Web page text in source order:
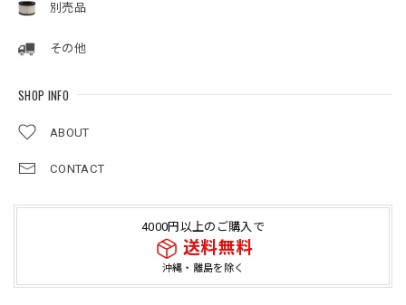
別売品
その他
SHOP INFO
ABOUT
CONTACT
4000円以上のご購入で
送料無料
沖縄・離島を除く